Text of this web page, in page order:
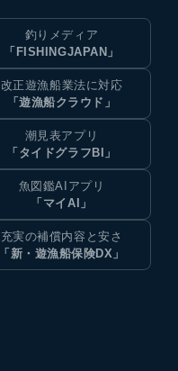
釣りメディア
「FISHINGJAPAN」
改正遊漁船業法に対応
「遊漁船クラウド」
潮見表アプリ
「タイドグラフBI」
魚図鑑AIアプリ
「マイAI」
充実の補償内容と安さ
「新・遊漁船保険DX」